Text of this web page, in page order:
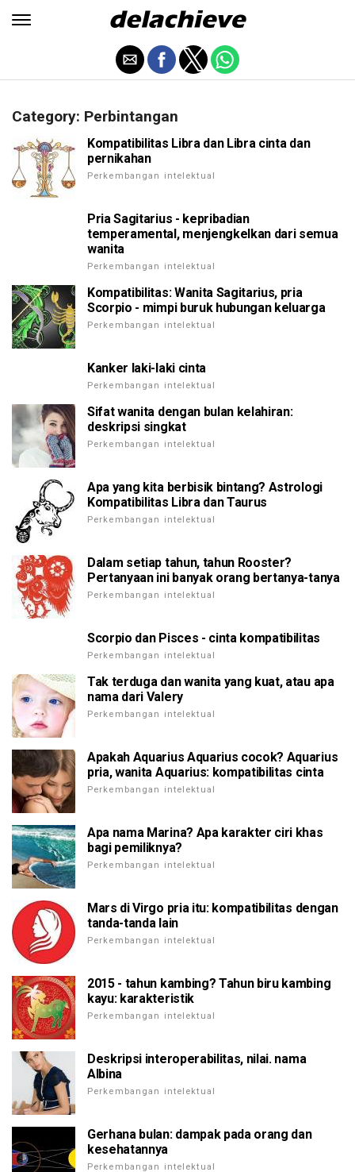
Category: Perbintangan
Kompatibilitas Libra dan Libra cinta dan
pernikahan
Perkembangan intelektual
Pria Sagitarius - kepribadian
temperamental, menjengkelkan dari semua
wanita
Perkembangan intelektual
Kompatibilitas: Wanita Sagitarius, pria
Scorpio - mimpi buruk hubungan keluarga
Perkembangan intelektual
Kanker laki-laki cinta
Perkembangan intelektual
Sifat wanita dengan bulan kelahiran:
deskripsi singkat
Perkembangan intelektual
Apa yang kita berbisik bintang? Astrologi
Kompatibilitas Libra dan Taurus
Perkembangan intelektual
Dalam setiap tahun, tahun Rooster?
Pertanyaan ini banyak orang bertanya-tanya
Perkembangan intelektual
Scorpio dan Pisces - cinta kompatibilitas
Perkembangan intelektual
Tak terduga dan wanita yang kuat, atau apa
nama dari Valery
Perkembangan intelektual
Apakah Aquarius Aquarius cocok? Aquarius
pria, wanita Aquarius: kompatibilitas cinta
Perkembangan intelektual
Apa nama Marina? Apa karakter ciri khas
bagi pemiliknya?
Perkembangan intelektual
Mars di Virgo pria itu: kompatibilitas dengan
tanda-tanda lain
Perkembangan intelektual
2015 - tahun kambing? Tahun biru kambing
kayu: karakteristik
Perkembangan intelektual
Deskripsi interoperabilitas, nilai. nama
Albina
Perkembangan intelektual
Gerhana bulan: dampak pada orang dan
kesehatannya
Perkembangan intelektual